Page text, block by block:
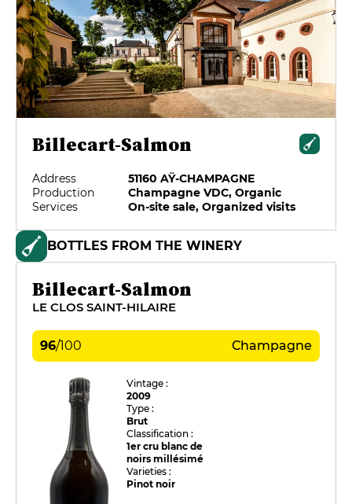
Billecart-Salmon
Address
51160 AŸ-CHAMPAGNE
Production
Champagne VDC, Organic
Services
On-site sale, Organized visits
BOTTLES FROM THE WINERY
Billecart-Salmon
LE CLOS SAINT-HILAIRE
96/100 Champagne
Vintage :
2009
Type :
Brut
Classification :
1er cru blanc de
noirs millésimé
Varieties :
Pinot noir